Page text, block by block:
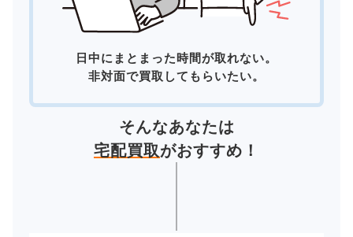
日中にまとまった時間が取れない。
非対面で買取してもらいたい。
そんなあなたは
宅配買取がおすすめ！